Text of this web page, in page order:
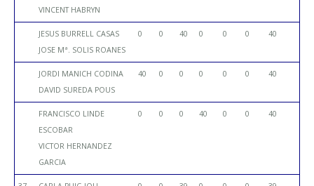
VINCENT HABRYN
JESUS BURRELL CASAS
JOSE Mª. SOLIS ROANES
0 0 40 0 0 0 40
JORDI MANICH CODINA
DAVID SUREDA POUS
40 0 0 0 0 0 40
FRANCISCO LINDE
ESCOBAR
VICTOR HERNANDEZ
GARCIA
0 0 0 40 0 0 40